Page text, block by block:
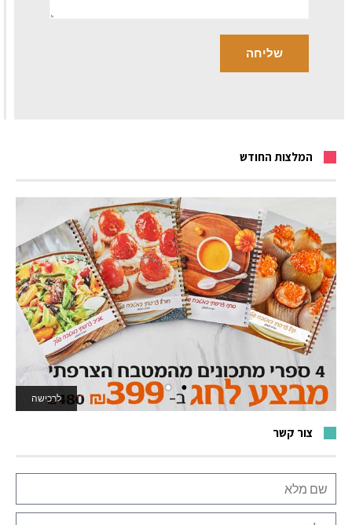
המלצות החודש
לרכישה
לאתר המשחקים
צור קשר